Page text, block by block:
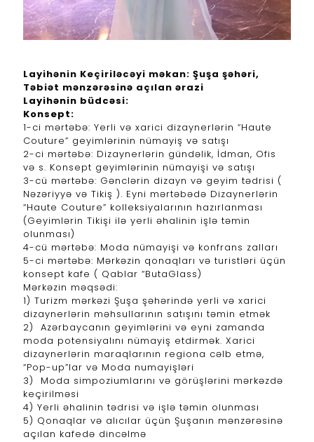
Layihənin Keçiriləcəyi məkan: Şuşa şəhəri,
Təbiət mənzərəsinə açılan ərazi
Layihənin büdcəsi:
Konsept:
1-ci mərtəbə: Yerli və xarici dizaynerlərin “Haute
Couture” geyimlərinin nümayiş və satışı
2-ci mərtəbə: Dizaynerlərin gündəlik, İdman, Ofis
və s. Konsept geyimlərinin nümayişi və satışı
3-cü mərtəbə: Gənclərin dizayn və geyim tədrisi (
Nəzəriyyə və Tikiş ). Eyni mərtəbədə Dizaynerlərin
“Haute Couture” kolleksiyalarının hazırlanması
(Geyimlərin Tikişi ilə yerli əhalinin işlə təmin
olunması)
4-cü mərtəbə: Moda nümayişi və konfrans zalları
5-ci mərtəbə: Mərkəzin qonaqları və turistləri üçün
konsept kafe ( Qablar “ButaGlass)
Mərkəzin məqsədi:
1) Turizm mərkəzi Şuşa şəhərində yerli və xarici
dizaynerlərin məhsullarının satışını təmin etmək
2) Azərbaycanın geyimlərini və eyni zamanda
moda potensiyalını nümayiş etdirmək. Xarici
dizaynerlərin maraqlarının regiona cəlb etmə,
“Pop-up”lar və Moda numayişləri
3) Moda simpoziumlarını və görüşlərini mərkəzdə
keçirilməsi
4) Yerli əhalinin tədrisi və işlə təmin olunması
5) Qonaqlar və alıcılar üçün Şuşanın mənzərəsinə
açılan kafedə dincəlmə